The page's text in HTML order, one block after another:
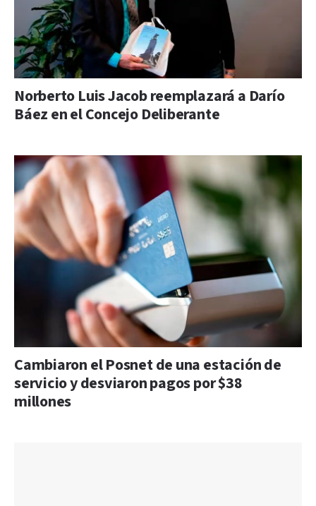
Norberto Luis Jacob reemplazará a Darío
Báez en el Concejo Deliberante
Cambiaron el Posnet de una estación de
servicio y desviaron pagos por $38
millones